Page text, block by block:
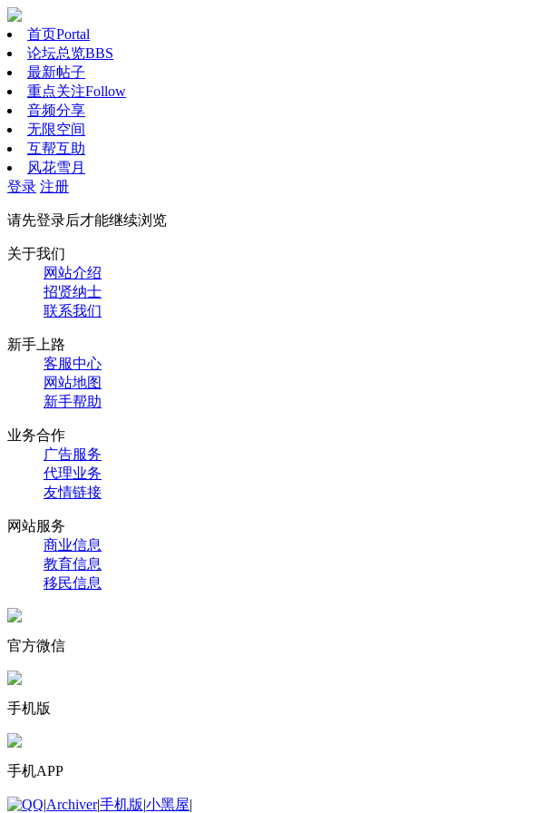
首页Portal
论坛总览BBS
最新帖子
重点关注Follow
音频分享
无限空间
互帮互助
风花雪月
登录 注册
请先登录后才能继续浏览
关于我们
网站介绍
招贤纳士
联系我们
新手上路
客服中心
网站地图
新手帮助
业务合作
广告服务
代理业务
友情链接
网站服务
商业信息
教育信息
移民信息
官方微信
手机版
手机APP
|Archiver|手机版|小黑屋|